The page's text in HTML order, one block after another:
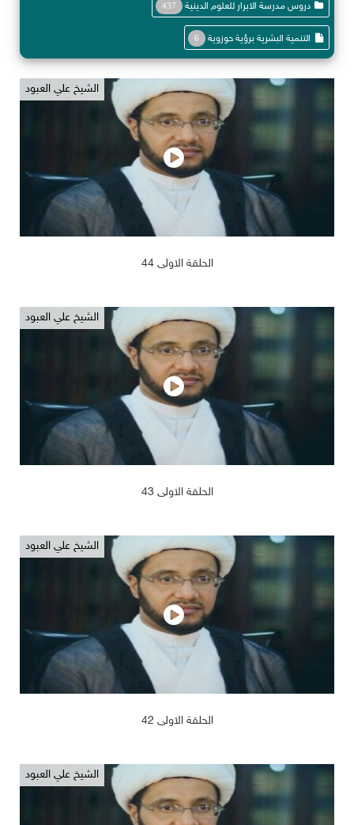
دروس مدرسة الابرار للعلوم الدينية 437
التنمية البشرية برؤية حوزوية 6
الشيخ علي العبود
الحلقة الاولى 44
الشيخ علي العبود
الحلقة الاولى 43
الشيخ علي العبود
الحلقة الاولى 42
الشيخ علي العبود